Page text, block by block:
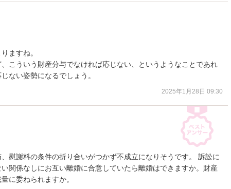
ますね。
こういう財産分与でなければ応じない、というようなことであれ
ない姿勢になるでしょう。
2025年1月28日 09:30
、慰謝料の条件の折り合いがつかず不成立になりそうです。 訴訟に
関係なしにお互い離婚に合意していたら離婚はできますか。財産
に委ねられますか。